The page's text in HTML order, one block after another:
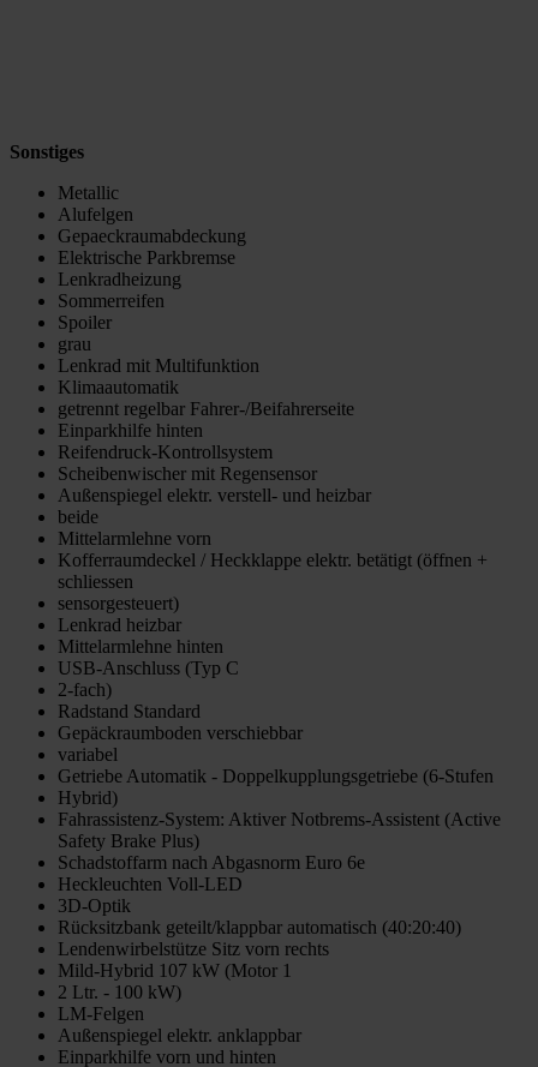
Sonstiges
Metallic
Alufelgen
Gepaeckraumabdeckung
Elektrische Parkbremse
Lenkradheizung
Sommerreifen
Spoiler
grau
Lenkrad mit Multifunktion
Klimaautomatik
getrennt regelbar Fahrer-/Beifahrerseite
Einparkhilfe hinten
Reifendruck-Kontrollsystem
Scheibenwischer mit Regensensor
Außenspiegel elektr. verstell- und heizbar
beide
Mittelarmlehne vorn
Kofferraumdeckel / Heckklappe elektr. betätigt (öffnen +
schliessen
sensorgesteuert)
Lenkrad heizbar
Mittelarmlehne hinten
USB-Anschluss (Typ C
2-fach)
Radstand Standard
Gepäckraumboden verschiebbar
variabel
Getriebe Automatik - Doppelkupplungsgetriebe (6-Stufen
Hybrid)
Fahrassistenz-System: Aktiver Notbrems-Assistent (Active
Safety Brake Plus)
Schadstoffarm nach Abgasnorm Euro 6e
Heckleuchten Voll-LED
3D-Optik
Rücksitzbank geteilt/klappbar automatisch (40:20:40)
Lendenwirbelstütze Sitz vorn rechts
Mild-Hybrid 107 kW (Motor 1
2 Ltr. - 100 kW)
LM-Felgen
Außenspiegel elektr. anklappbar
Einparkhilfe vorn und hinten